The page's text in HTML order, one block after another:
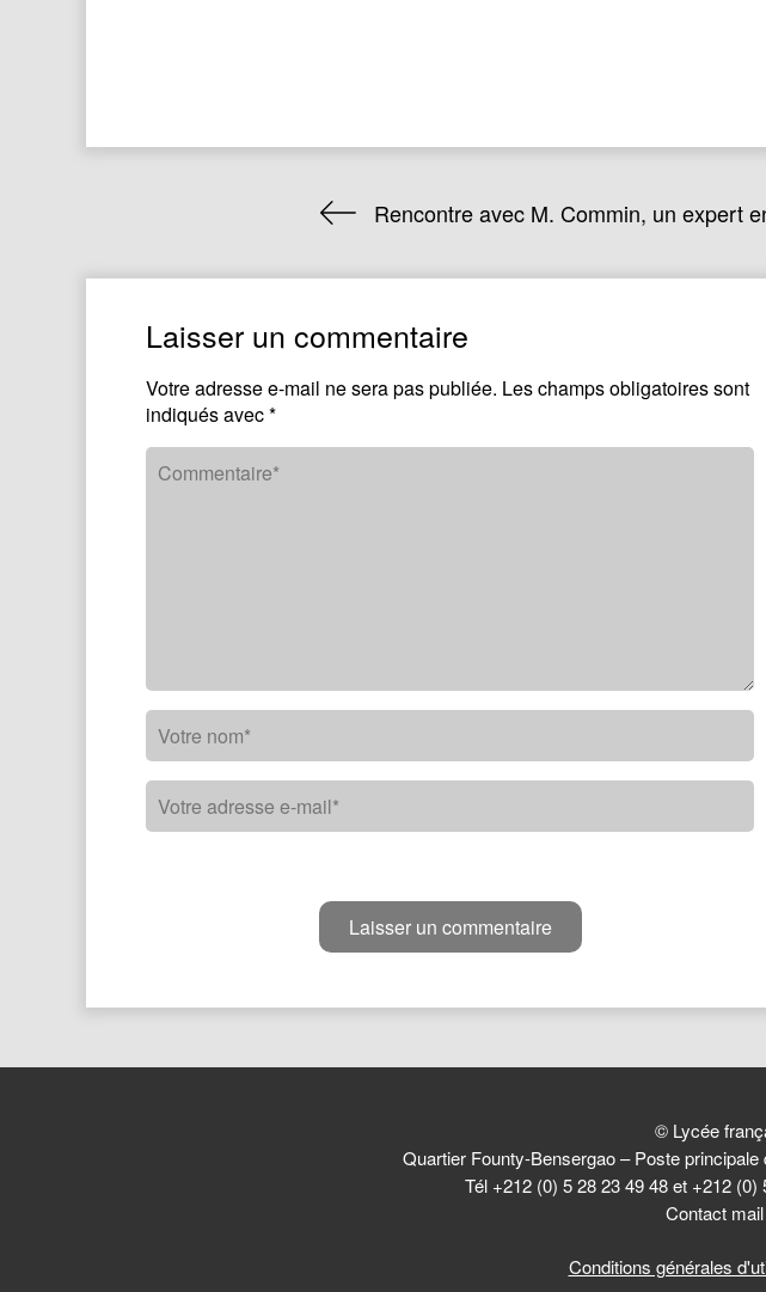
Rencontre avec M. Commin, un expert
Laisser un commentaire
Votre adresse e-mail ne sera pas publiée. Les champs obligatoires sont
indiqués avec*
© Lycée
Quartier Founty-Bensergao – Poste
Tél +212 (0) 5 28 23 49 48 et +212
Contact
Conditions générales